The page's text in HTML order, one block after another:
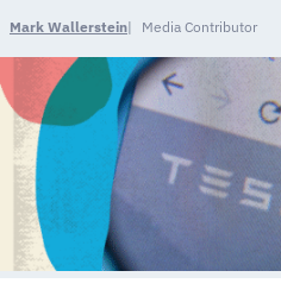
Mark Wallerstein Media Contributor